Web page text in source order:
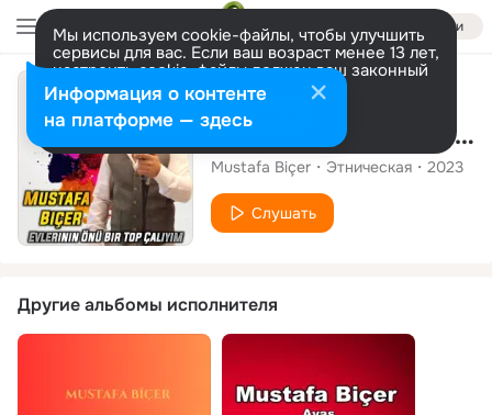
Войти
Мы используем cookie-файлы, чтобы улучшить
сервисы для вас. Если ваш возраст менее 13 лет,
настроить cookie-файлы должен ваш законный
представитель. Больше информации
Разрешить все Настроить
Сингл
Evlerinin Önü Bir Top Çalıyım
Mustafa Biçer Этническая 2023
Слушать
Другие альбомы исполнителя
Информация о контенте
на платформе — здесь